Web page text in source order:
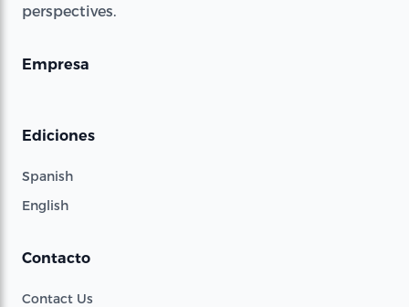
perspectives.
Empresa
Ediciones
Spanish
English
Contacto
Contact Us